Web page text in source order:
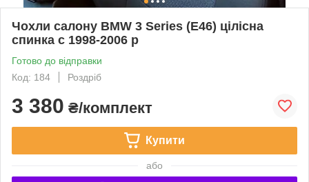
Чохли салону BMW 3 Series (E46) цілісна
спинка c 1998-2006 р
Готово до відправки
Код: 184
Роздріб
3 380 ₴/комплект
Купити
або